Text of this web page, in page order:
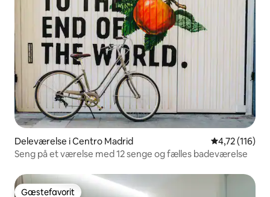
Deleværelse i Centro Madrid 4,72 ud af 5 i
4,72 (116)
Seng på et værelse med 12 senge og fælles badeværelse
Gæstefavorit